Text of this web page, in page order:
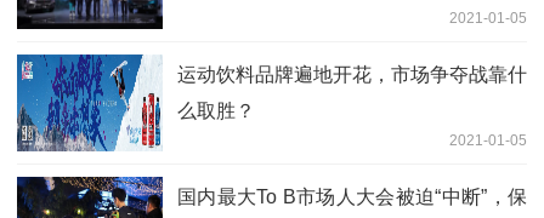
2021-01-05
运动饮料品牌遍地开花，市场争夺战靠什
么取胜？
2021-01-05
国内最大To B市场人大会被迫“中断”，保